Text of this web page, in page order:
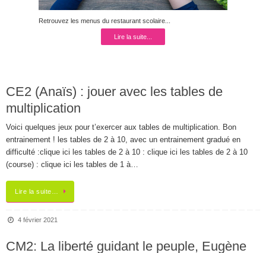
Retrouvez les menus du restaurant scolaire...
Lire la suite...
CE2 (Anaïs) : jouer avec les tables de
multiplication
Voici quelques jeux pour t’exercer aux tables de multiplication. Bon
entrainement ! les tables de 2 à 10, avec un entrainement gradué en
difficulté :clique ici les tables de 2 à 10 : clique ici les tables de 2 à 10
(course) : clique ici les tables de 1 à…
Lire la suite…
4 février 2021
CM2: La liberté guidant le peuple, Eugène